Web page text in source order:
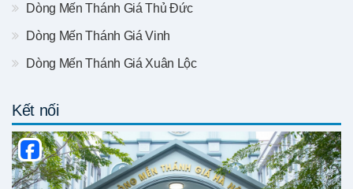
Dòng Mến Thánh Giá Thủ Đức
Dòng Mến Thánh Giá Vinh
Dòng Mến Thánh Giá Xuân Lộc
Kết nối